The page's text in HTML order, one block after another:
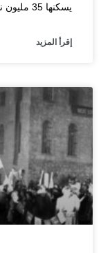
يسكنها 35 مليون نسمة، إعادة انتخاب جبهة
إقرأ المزيد